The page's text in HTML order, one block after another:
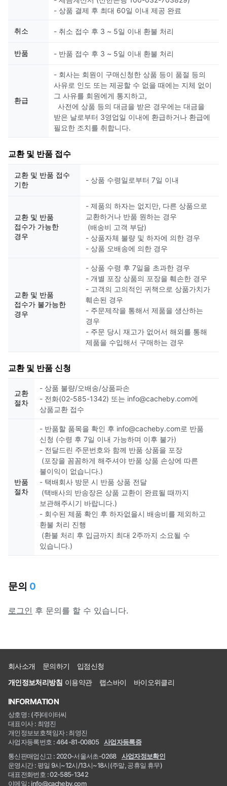
- 상품 결제 후 최대 60일 이내 제공 완료
취소 - 취소 접수 후 3 ~ 5일 이내 환불 처리
반품 - 반품 접수 후 3 ~ 5일 이내 환불 처리
환급
- 회사는 회원이 구매신청한 상품 등이 품절 등의
사유로 인도 또는 제공할 수 없을 때에는 지체 없이
그 사유를 회원에게 통지하고,
사전에 상품 등의 대금을 받은 경우에는 대금을
받은 날로부터 3영업일 이내에 환급하거나 환급에
필요한 조치를 취합니다.
교환 및 반품 접수
교환 및 반품 접수
기한
- 상품 수령일로부터 7일 이내
교환 및 반품
접수가 가능한
경우
- 제품의 하자는 없지만, 다른 상품으로
교환하거나 반품 원하는 경우
(배송비 고객 부담)
- 상품자체 불량 및 하자에 의한 경우
- 상품 오배송에 의한 경우
교환 및 반품
접수가 불가능한
경우
- 상품 수령 후 7일을 초과한 경우
- 개별 포장 상품의 포장을 훼손한 경우
- 고객의 고의적인 귀책으로 상품가치가
훼손된 경우
- 주문제작을 통해서 제품을 생산하는
경우
- 주문 당시 재고가 없어서 해외를 통해
제품을 수입해서 구매하는 경우
교환 및 반품 신청
교환
절차
- 상품 불량/오배송/상품파손
- 전화(02-585-1342) 또는 info@cacheby.com에
상품교환 접수
반품
절차
- 반품할 품목을 확인 후 info@cacheby.com로 반품
신청 (수령 후 7일 이내 가능하며 이후 불가)
- 전달드린 주문번호와 함께 반품 상품을 포장
(포장을 꼼꼼하게 해주셔야 반품 상품 손상에 따른
불이익이 없습니다.)
- 택배회사 방문 시 반품 상품 전달
(택배사의 반송장은 상품 교환이 완료될 때까지
보관해주시기 바랍니다.)
- 회수된 제품 확인 후 하자없을시 배송비를 제외하고
환불 처리 진행
(환불 처리 후 입금까지 최대 2주까지 소요될 수
있습니다.)
문의 0
로그인 후 문의를 할 수 있습니다.
회사소개 문의하기
입점신청
개인정보처리방침 이용약관 랩스바이 바이오위클리
INFORMATION
상호명 : (주)데이터씨
대표이사 : 최영진
개인정보보호책임자 : 최영진
사업자등록번호 : 464-81-00805
사업자등록증
통신판매업신고 : 2020-서울서초-0268
사업자정보확인
운영시간 : 평일 9시~12시/13시~18시(주말, 공휴일 휴무)
대표전화번호 : 02-585-1342
이메일 : info@cacheby.com